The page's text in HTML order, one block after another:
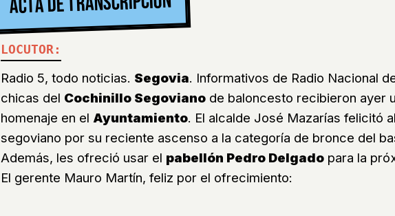
LOCUTOR:
Radio 5, todo noticias. Segovia. Informativos de Radio Nacional
chicas del Cochinillo Segoviano de baloncesto recibieron ayer
homenaje en el Ayuntamiento. El alcalde José Mazarías felicitó
segoviano por su reciente ascenso a la categoría de bronce del
Además, les ofreció usar el pabellón Pedro Delgado para la
El gerente Mauro Martín, feliz por el ofrecimiento: